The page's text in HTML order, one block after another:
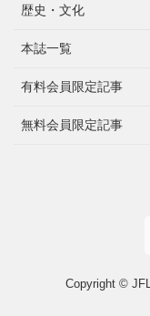
歴史・文化
本誌一覧
有料会員限定記事
無料会員限定記事
Copyright ©